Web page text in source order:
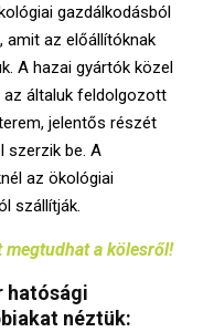
gazdálkodásból
amit az előállítóknak
A hazai gyártók közel
általuk feldolgozott
jelentős részét
szerzik be. A
az ökológiai
szállítják.
a kölesről!
hatósági
néztük: